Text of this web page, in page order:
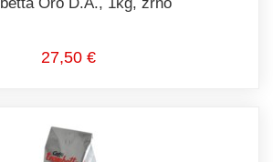
27,50 €